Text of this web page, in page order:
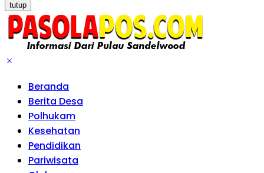
tutup
Beranda
Berita Desa
Polhukam
Kesehatan
Pendidikan
Pariwisata